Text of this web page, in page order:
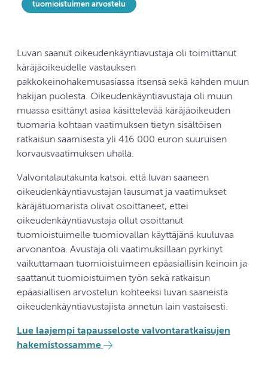
tuomioistuimen arvostelu
Luvan saanut oikeudenkäyntiavustaja oli toimittanut
käräjäoikeudelle vastauksen
pakkokeinohakemusasiassa itsensä sekä kahden muun
hakijan puolesta. Oikeudenkäyntiavustaja oli muun
muassa esittänyt asiaa käsittelevää käräjäoikeuden
tuomaria kohtaan vaatimuksen tietyn sisältöisen
ratkaisun saamisesta yli 416 000 euron suuruisen
korvausvaatimuksen uhalla.
Valvontalautakunta katsoi, että luvan saaneen
oikeudenkäyntiavustajan lausumat ja vaatimukset
käräjätuomarista olivat osoittaneet, ettei
oikeudenkäyntiavustaja ollut osoittanut
tuomioistuimelle tuomiovallan käyttäjänä kuuluvaa
arvonantoa. Avustaja oli vaatimuksillaan pyrkinyt
vaikuttamaan tuomioistuimeen epäasiallisin keinoin ja
saattanut tuomioistuimen työn sekä ratkaisun
epäasiallisen arvostelun kohteeksi luvan saaneista
oikeudenkäyntiavustajista annetun lain vastaisesti.
Lue laajempi tapausseloste valvontaratkaisujen
hakemistossamme